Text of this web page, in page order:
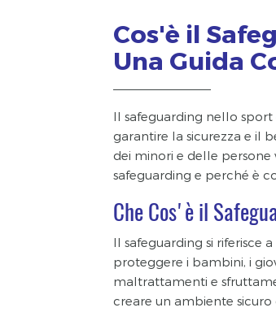
Cos'è il
Una Guida
Il safeguarding nello
garantire la sicurezza e il
dei minori e delle persone
safeguarding e perché è
Che Cos'è il
Il safeguarding si riferisce
proteggere i bambini, i
maltrattamenti e
creare un ambiente